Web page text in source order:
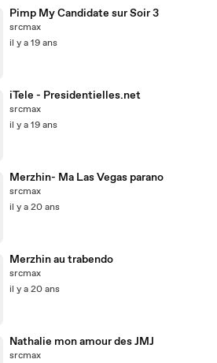
Pimp My Candidate sur Soir 3
srcmax
il y a 19 ans
iTele - Presidentielles.net
srcmax
il y a 19 ans
Merzhin- Ma Las Vegas parano
srcmax
il y a 20 ans
Merzhin au trabendo
srcmax
il y a 20 ans
Nathalie mon amour des JMJ
srcmax